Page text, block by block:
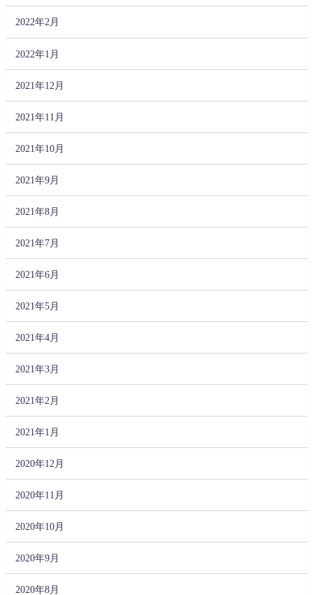
2022年2月
2022年1月
2021年12月
2021年11月
2021年10月
2021年9月
2021年8月
2021年7月
2021年6月
2021年5月
2021年4月
2021年3月
2021年2月
2021年1月
2020年12月
2020年11月
2020年10月
2020年9月
2020年8月